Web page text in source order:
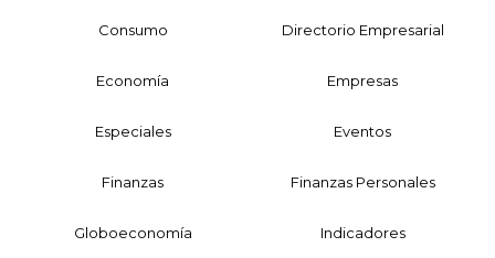
Consumo Directorio Empresarial
Economía Empresas
Especiales Eventos
Finanzas Finanzas Personales
Globoeconomía Indicadores